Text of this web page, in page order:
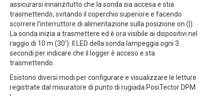
assicurarsi innanzitutto che la sonda sia accesa e stia
trasmettendo, svitando il coperchio superiore e facendo
scorrere l'interruttore di alimentazione sulla posizione on (|).
La sonda inizia a trasmettere ed è ora visibile ai dispositivi nel
raggio di 10 m (30'). Il LED della sonda lampeggia ogni 3
secondi per indicare che il logger è acceso e sta
trasmettendo.
Esistono diversi modi per configurare e visualizzare le letture
registrate dal misuratore di punto di rugiada PosiTector DPM